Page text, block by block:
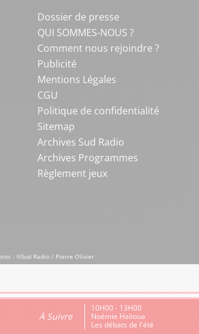
Dossier de presse
QUI SOMMES-NOUS ?
Comment nous rejoindre ?
Publicité
Mentions Légales
CGU
Politique de confidentialité
Sitemap
Archives Sud Radio
Archives Programmes
Règlement jeux
: ©Sud Radio / Pierre Olivier
À Suivre
10H00 - 13H00
Noémie Halioua
Les débats de l'été